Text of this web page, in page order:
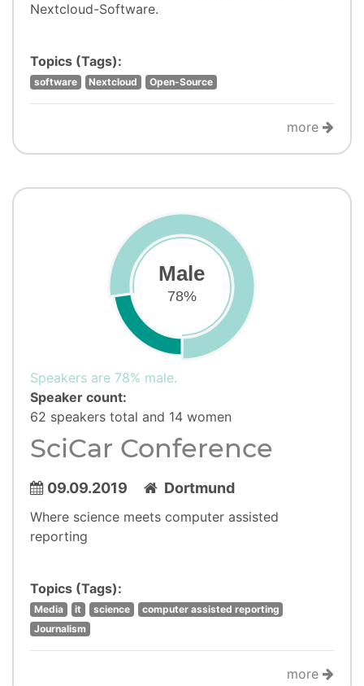
Nextcloud-Software.
Topics (Tags):
software Nextcloud Open-Source
more
Male
78%
Speakers are 78% male.
Speaker count:
62 speakers total and 14 women
SciCar Conference
09.09.2019 Dortmund
Where science meets computer assisted
reporting
Topics (Tags):
Media it science
computer assisted reporting
Journalism
more